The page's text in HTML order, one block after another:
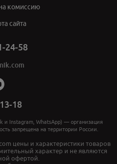
комиссию
сайта
24-58
18
и Instagram, WhatsApp) — организация
запрещена на территории России.
цены и характеристики товаров
характер и не являются
офертой.